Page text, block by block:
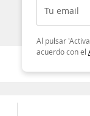
Tu email
Al pulsar
acuerdo con el